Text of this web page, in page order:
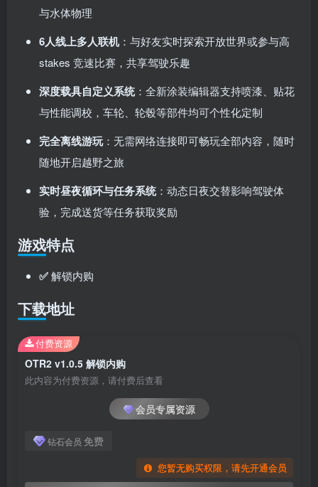
与水体物理
6人线上多人联机：与好友实时探索开放世界或参与高
stakes 竞速比赛 ，共享驾驶乐趣
深度载具自定义系统：全新涂装编辑器支持喷漆、贴花
与性能调校 ，车轮、轮毂等部件均可个性化定制
完全离线游玩：无需网络连接即可畅玩全部内容 ，随时
随地开启越野之旅
实时昼夜循环与任务系统：动态日夜交替影响驾驶体
验 ，完成送货等任务获取奖励
游戏特点
✅解锁内购
下载地址
OTR2 v1.0.5 解锁内购
此内容为付费资源，请付费后查看
会员专属资源
钻石会员 免费
您暂无购买权限，请先开通会员
付费资源